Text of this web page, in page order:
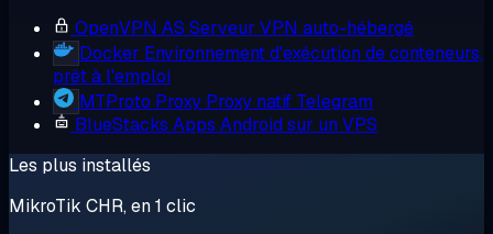
OpenVPN AS Serveur VPN auto-hébergé
Docker Environnement d'exécution de conteneurs,
prêt à l'emploi
MTProto Proxy Proxy natif Telegram
BlueStacks Apps Android sur un VPS
Les plus installés
MikroTik CHR, en 1 clic